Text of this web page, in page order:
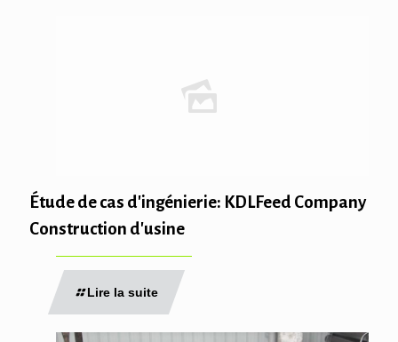
Étude de cas d'ingénierie: KDLFeed Company
Construction d'usine
Lire la suite